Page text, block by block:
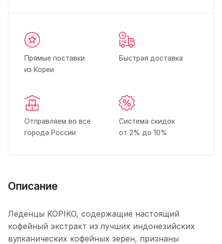
Прямые поставки
из Кореи
Быстрая доставка
Отправляем во все
города России
Система скидок
от 2% до 10%
Описание
Леденцы KOPIKO, содержащие настоящий
кофейный экстракт из лучших индонезийских
вулканических кофейных зерен, признаны